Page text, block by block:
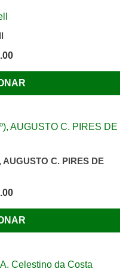
C. PIRES DE